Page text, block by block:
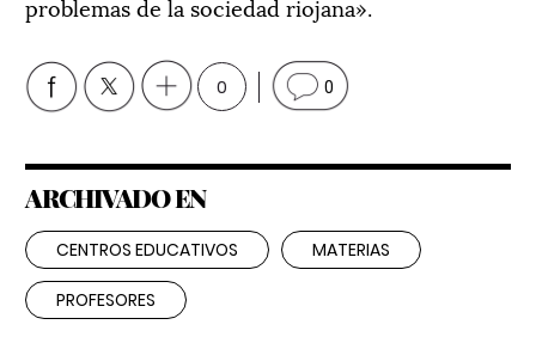
problemas de la sociedad riojana».
0 0
ARCHIVADO EN
CENTROS EDUCATIVOS MATERIAS
PROFESORES